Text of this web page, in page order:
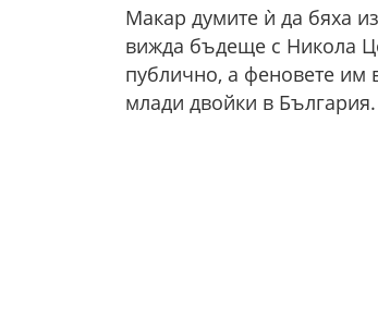
Макар думите ѝ да бяха
вижда бъдеще с Никола
публично, а феновете им
млади двойки в България.